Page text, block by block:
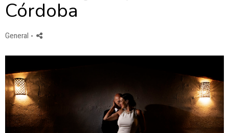
Córdoba
General -